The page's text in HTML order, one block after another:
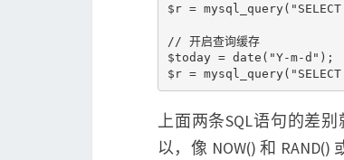
$r = mysql_query("SELECT
// 开启查询缓存
$today = date("Y-m-d");
上面两条SQL语句的差别
以，像 NOW() 和